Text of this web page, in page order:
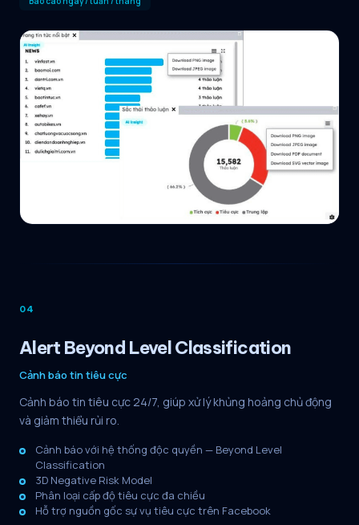
04
Alert Beyond Level Classification
Cảnh báo tin tiêu cực
Cảnh báo tin tiêu cực 24/7, giúp xử lý khủng hoảng chủ động
và giảm thiểu rủi ro.
Cảnh báo với hệ thống độc quyền — Beyond Level
Classification
3D Negative Risk Model
Phân loại cấp độ tiêu cực đa chiều
Hỗ trợ nguồn gốc sự vụ tiêu cực trên Facebook